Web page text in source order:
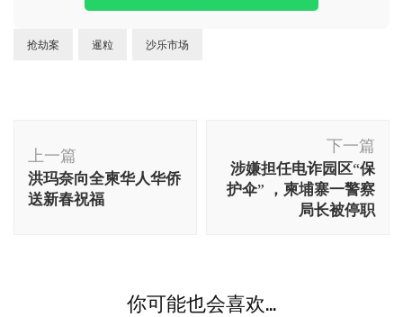
抢劫案 暹粒 沙乐市场
文
导
航
上一篇
洪玛奈向全柬华人华侨
送新春祝福
下一篇
涉嫌担任电诈园区“保
护伞” ，柬埔寨一警察
局长被停职
你可能也会喜欢...